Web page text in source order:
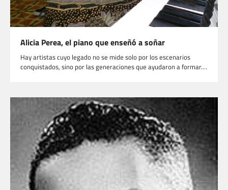
Alicia Perea, el piano que enseñó a soñar
Hay artistas cuyo legado no se mide solo por los escenarios
conquistados, sino por las generaciones que ayudaron a formar.…